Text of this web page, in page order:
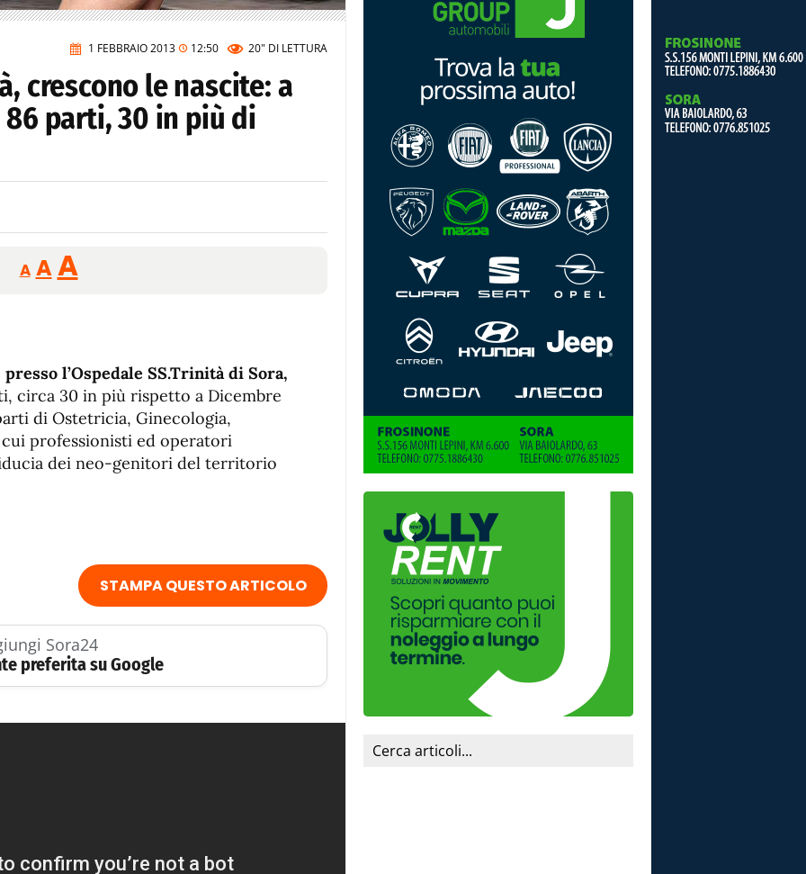
1 FEBBRAIO 2013 12:50 20" DI LETTURA
crescono le nascite: a
parti, 30 in più di
A
Reducir
tamaño
A Restablecer
tamaño
AAumentar
fuente.
l’Ospedale SS.Trinità di Sora,
circa 30 in più rispetto a Dicembre
di Ostetricia, Ginecologia,
professionisti ed operatori
dei neo-genitori del territorio
STAMPA QUESTO ARTICOLO
Sora24
preferita su Google